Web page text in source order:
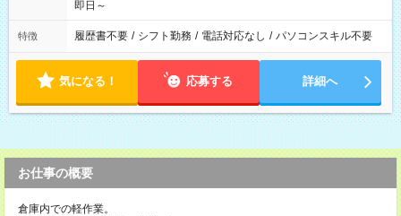
即日～
特徴 履歴書不要 / シフト勤務 / 電話対応なし / パソコンスキル不要
気になる！ 応募する 詳細へ
お仕事の概要
倉庫内での軽作業。